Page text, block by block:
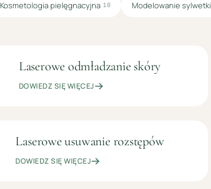
Kosmetologia pielęgnacyjna 10 Modelowanie sylwetki
OD
ZŁ
LASEROTERAPIA
Laserowe odmładzanie skóry
DOWIEDZ SIĘ WIĘCEJ
OD
ZŁ
LASEROTERAPIA
Laserowe usuwanie rozstępów
DOWIEDZ SIĘ WIĘCEJ